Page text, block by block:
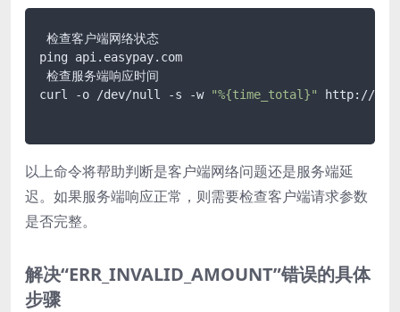
检查客户端网络状态
ping api.easypay.com
检查服务端响应时间
curl -o /dev/null -s -w "%{time_total}" http://
以上命令将帮助判断是客户端网络问题还是服务端延
迟。如果服务端响应正常，则需要检查客户端请求参数
是否完整。
解决“ERR_INVALID_AMOUNT”错误的具体
步骤